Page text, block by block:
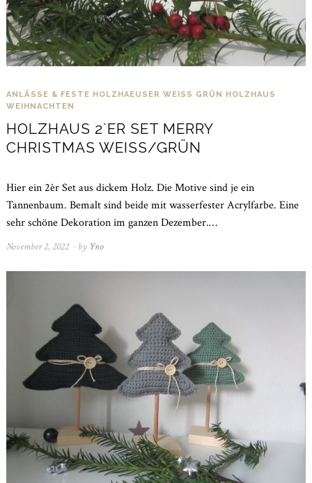
ANLÄSSE & FESTE HOLZHAEUSER WEISS GRÜN HOLZHAUS
WEIHNACHTEN
HOLZHAUS 2`ER SET MERRY
CHRISTMAS WEISS/GRÜN
Hier ein 2èr Set aus dickem Holz. Die Motive sind je ein
Tannenbaum. Bemalt sind beide mit wasserfester Acrylfarbe. Eine
sehr schöne Dekoration im ganzen Dezember.…
November 2, 2022November
by Yno